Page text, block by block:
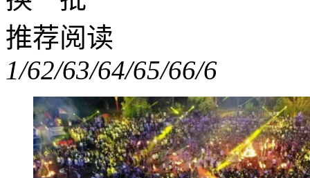
推荐阅读
1/62/63/64/65/66/6